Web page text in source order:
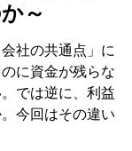
～
社の共通点」に
に資金が残らな
では逆に、利益
今回はその違い